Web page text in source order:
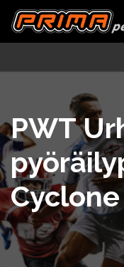
PWT